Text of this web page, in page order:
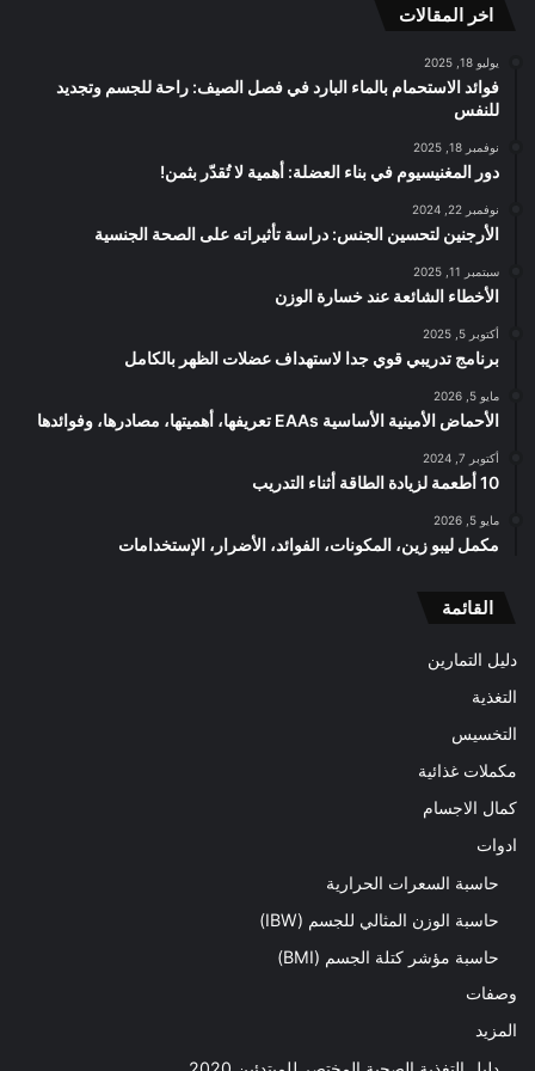
اخر المقالات
يوليو 18, 2025
فوائد الاستحمام بالماء البارد في فصل الصيف: راحة للجسم وتجديد
للنفس
نوفمبر 18, 2025
دور المغنيسيوم في بناء العضلة: أهمية لا تُقدّر بثمن!
نوفمبر 22, 2024
الأرجنين لتحسين الجنس: دراسة تأثيراته على الصحة الجنسية
سبتمبر 11, 2025
الأخطاء الشائعة عند خسارة الوزن
أكتوبر 5, 2025
برنامج تدريبي قوي جدا لاستهداف عضلات الظهر بالكامل
مايو 5, 2026
الأحماض الأمينية الأساسية EAAs تعريفها، أهميتها، مصادرها، وفوائدها
أكتوبر 7, 2024
10 أطعمة لزيادة الطاقة أثناء التدريب
مايو 5, 2026
مكمل ليبو زين، المكونات، الفوائد، الأضرار، الإستخدامات
القائمة
دليل التمارين
التغذية
التخسيس
مكملات غذائية
كمال الاجسام
ادوات
حاسبة السعرات الحرارية
حاسبة الوزن المثالي للجسم (IBW)
حاسبة مؤشر كتلة الجسم (BMI)
وصفات
المزيد